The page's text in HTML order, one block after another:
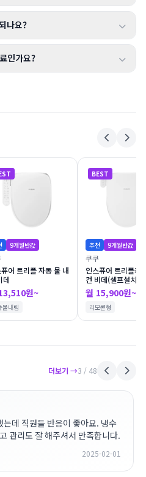
나요?
인가요?
9개월반값
어 트리플 자동 물 내
데
원~
물내림
BEST
추천 9개월반값
쿠쿠
인스퓨어 트리플케
컨 비데(셀프설치)
월 15,900원~
리모콘형
더보기 →3 / 48
는데 직원들 반응이 좋아요. 냉수
관리도 잘 해주셔서 만족합니다.
2025-02-01